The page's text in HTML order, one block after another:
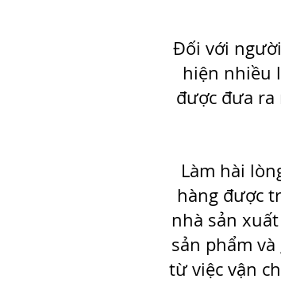
Đối với
hiện nhiều
được đưa
Làm hài
hàng được
nhà sản
sản phẩm
từ việc vận